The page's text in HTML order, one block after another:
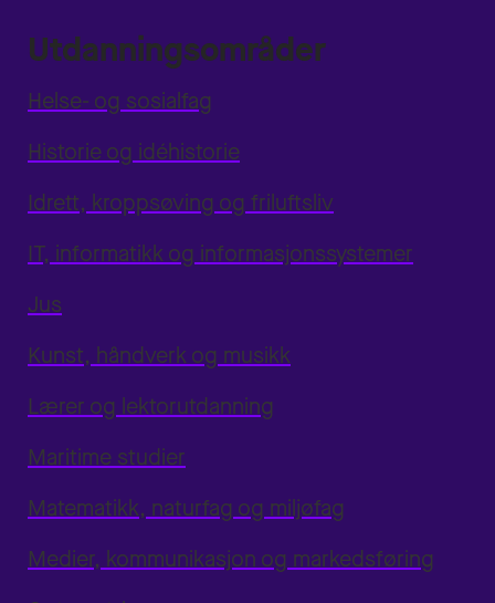
Utdanningsområder
Helse- og sosialfag
Historie og idéhistorie
Idrett, kroppsøving og friluftsliv
IT, informatikk og informasjonssystemer
Jus
Kunst, håndverk og musikk
Lærer og lektorutdanning
Maritime studier
Matematikk, naturfag og miljøfag
Medier, kommunikasjon og markedsføring